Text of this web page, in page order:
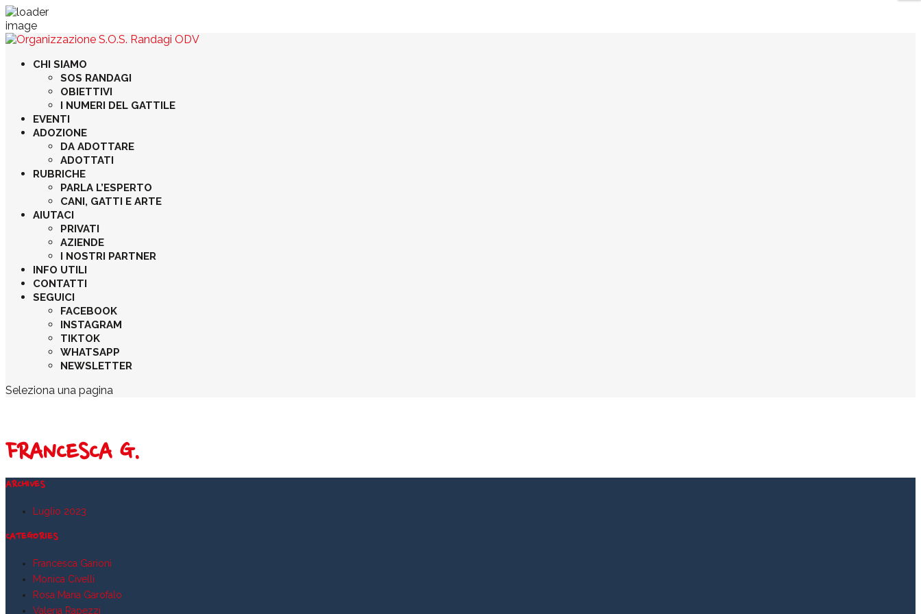
CHI SIAMO
SOS RANDAGI
OBIETTIVI
I NUMERI DEL GATTILE
EVENTI
ADOZIONE
DA ADOTTARE
ADOTTATI
RUBRICHE
PARLA L’ESPERTO
CANI, GATTI E ARTE
AIUTACI
PRIVATI
AZIENDE
I NOSTRI PARTNER
INFO UTILI
CONTATTI
SEGUICI
FACEBOOK
INSTAGRAM
TIKTOK
WHATSAPP
NEWSLETTER
Seleziona una pagina
FRANCESCA G.
ARCHIVES
Luglio 2023
CATEGORIES
Francesca Garioni
Monica Civelli
Rosa Maria Garofalo
Valeria Rapezzi